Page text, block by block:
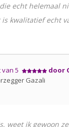
echt helemaal
kwalitatief echt
5
door
Gazali
weet ik gewoon